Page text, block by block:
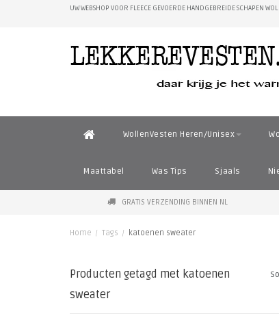
UW WEBSHOP VOOR FLEECE GEVOERDE HANDGEBREIDE SCHAPEN
WollenVesten Heren/Unisex
Maattabel Was Tips Sjaals
GRATIS VERZENDING BINNEN NL
Home / Tags / katoenen sweater
Producten getagd met katoenen
sweater